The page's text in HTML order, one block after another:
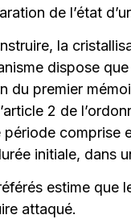
de l’état
la
dispose
premier
2 de
initiale, dans
estime que
attaqué.